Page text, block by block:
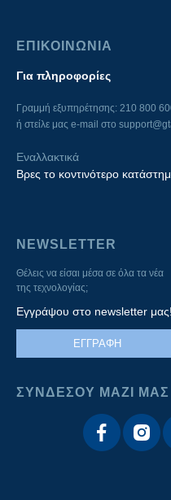
ΕΠΙΚΟΙΝΩΝΙΑ
Για πληροφορίες
Γραμμή εξυπηρέτησης: 210 800
ή στείλε μας e-mail στο
Εναλλακτικά
Βρες το κοντινότερο
NEWSLETTER
Θέλεις να είσαι μέσα σε όλα τα νέα
της τεχνολογίας;
Εγγράψου στο newsletter μας!
ΕΓΓΡΑΦΗ
ΣΥΝΔΕΣΟΥ ΜΑΖΙ ΜΑΣ